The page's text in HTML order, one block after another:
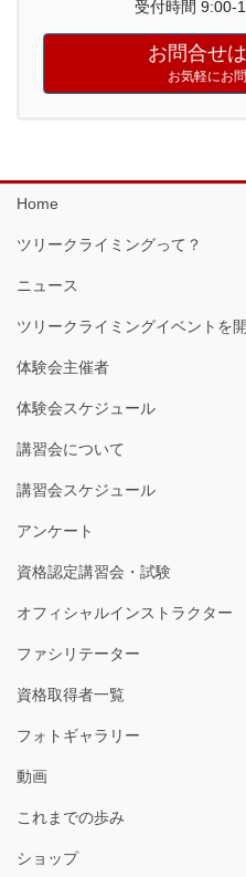
受付時間 9:00-
お問合せ
お気軽にお
Home
ツリークライミングって？
ニュース
ツリークライミングイベントを
体験会主催者
体験会スケジュール
講習会について
講習会スケジュール
アンケート
資格認定講習会・試験
オフィシャルインストラクター
ファシリテーター
資格取得者一覧
フォトギャラリー
動画
これまでの歩み
ショップ